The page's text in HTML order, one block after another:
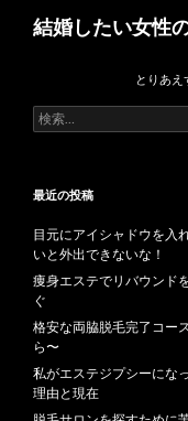
結婚したい女性
とりあ
検
索:
最近の投稿
目元にアイシャドウを入
いと外出できないな！
痩身エステでリバウンド
ぐ
格安な両脇脱毛完了コー
ら〜
私がエステジプシーにな
理由と現在